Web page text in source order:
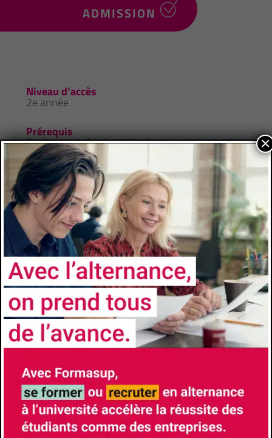
ADMISSION
Niveau d’accès
2e année
Prérequis
Sont autorisés à présenter un dossier de
candidature les titulaires : d’un DUT ou BUT. 2
à finalité de gestion ou juridique (G.E.A., C.J. …),
d’une L2 de Droit, d’Economie, de sciences de
gestion, A.E.S. … d’un B.T.S. compatible avec le
domaine de formation de la licence
professionnelle (CG, GPME, SAM, MCO …),
d’un D.E.U.S.T. compatible avec le domaine de
formation de la licence professionnelle, d’un
diplôme français ou étranger, d’un diplôme ou
titre homologué par l’Etat au niveau III admis
en dispense ou en équivalence, en application
de la réglementation nationale.
Comment candidater
https://dfpa.univ-tln.fr/licence-pro-activites-
juridiques-metiers-du-droit-social-parcours-
droit-et-gestion-de-la-paie/
Les avantages de l'alternance
Formation à l’école et formation chez
l’employeur- Insertion professionnelle accrue
à l’issue du diplôme- Diplôme Universitaires
reconnus et visés par l’État
×